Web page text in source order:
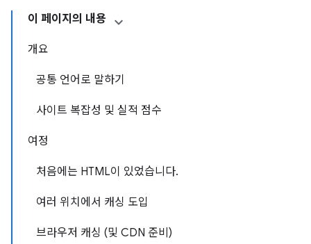
이 페이지의 내용
개요
공통 언어로 말하기
사이트 복잡성 및 실적 점수
여정
처음에는 HTML이 있었습니다.
여러 위치에서 캐싱 도입
브라우저 캐싱 (및 CDN 준비)